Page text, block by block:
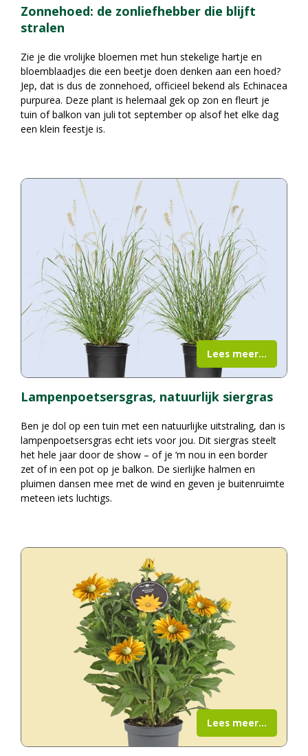
Zonnehoed: de zonliefhebber die blijft
stralen
Zie je die vrolijke bloemen met hun stekelige hartje en
bloemblaadjes die een beetje doen denken aan een hoed?
Jep, dat is dus de zonnehoed, officieel bekend als Echinacea
purpurea. Deze plant is helemaal gek op zon en fleurt je
tuin of balkon van juli tot september op alsof het elke dag
een klein feestje is.
Lampenpoetsersgras, natuurlijk siergras
Ben je dol op een tuin met een natuurlijke uitstraling, dan is
lampenpoetsersgras echt iets voor jou. Dit siergras steelt
het hele jaar door de show – of je ‘m nou in een border
zet of in een pot op je balkon. De sierlijke halmen en
pluimen dansen mee met de wind en geven je buitenruimte
meteen iets luchtigs.
Lees meer...
Lees meer...